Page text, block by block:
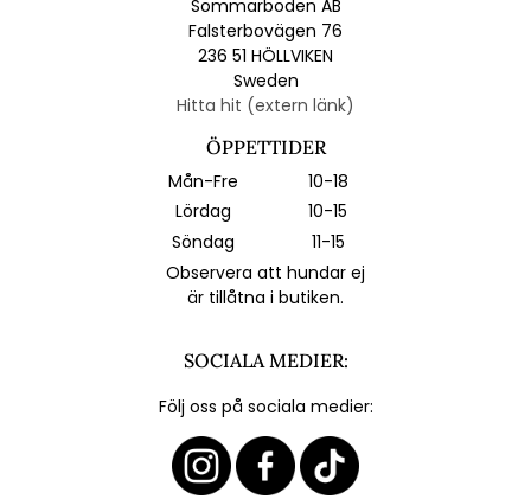
Sommarboden AB
Falsterbovägen 76
236 51 HÖLLVIKEN
Sweden
Hitta hit (extern länk)
ÖPPETTIDER
Mån-Fre
10-18
Lördag
10-15
Söndag
11-15
Observera att hundar ej
är tillåtna i butiken.
SOCIALA MEDIER:
Följ oss på sociala medier: